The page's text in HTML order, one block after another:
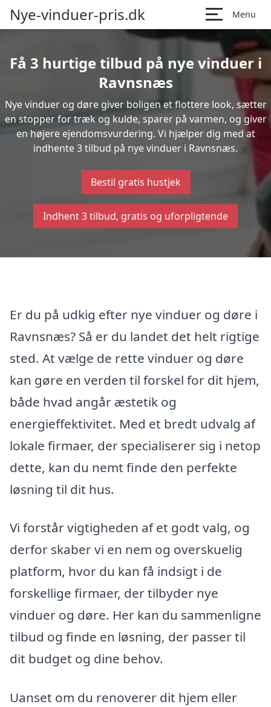
Nye-vinduer-pris.dk Menu
Få 3 hurtige tilbud på nye vinduer i
Ravnsnæs
Nye vinduer og døre giver boligen et flottere look, sætter
en stopper for træk og kulde, sparer på varmen, og giver
en højere ejendomsvurdering. Vi hjælper dig med at
indhente 3 tilbud på nye vinduer i Ravnsnæs.
Bestil gratis hustjek
Indhent 3 tilbud, gratis og uforpligtende
Er du på udkig efter nye vinduer og døre i
Ravnsnæs? Så er du landet det helt rigtige
sted. At vælge de rette vinduer og døre
kan gøre en verden til forskel for dit hjem,
både hvad angår æstetik og
energieffektivitet. Med et bredt udvalg af
lokale firmaer, der specialiserer sig i netop
dette, kan du nemt finde den perfekte
løsning til dit hus.
Vi forstår vigtigheden af et godt valg, og
derfor skaber vi en nem og overskuelig
platform, hvor du kan få indsigt i de
forskellige firmaer, der tilbyder nye
vinduer og døre. Her kan du sammenligne
tilbud og finde en løsning, der passer til
dit budget og dine behov.
Uanset om du renoverer dit hjem eller